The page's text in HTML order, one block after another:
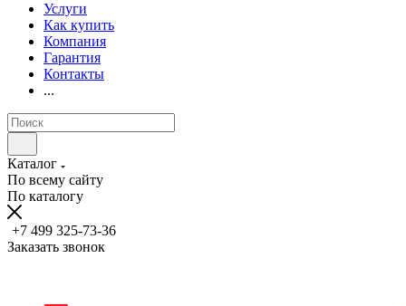
Услуги
Как купить
Компания
Гарантия
Контакты
...
Каталог
По всему сайту
По каталогу
+7 499 325-73-36
Заказать звонок